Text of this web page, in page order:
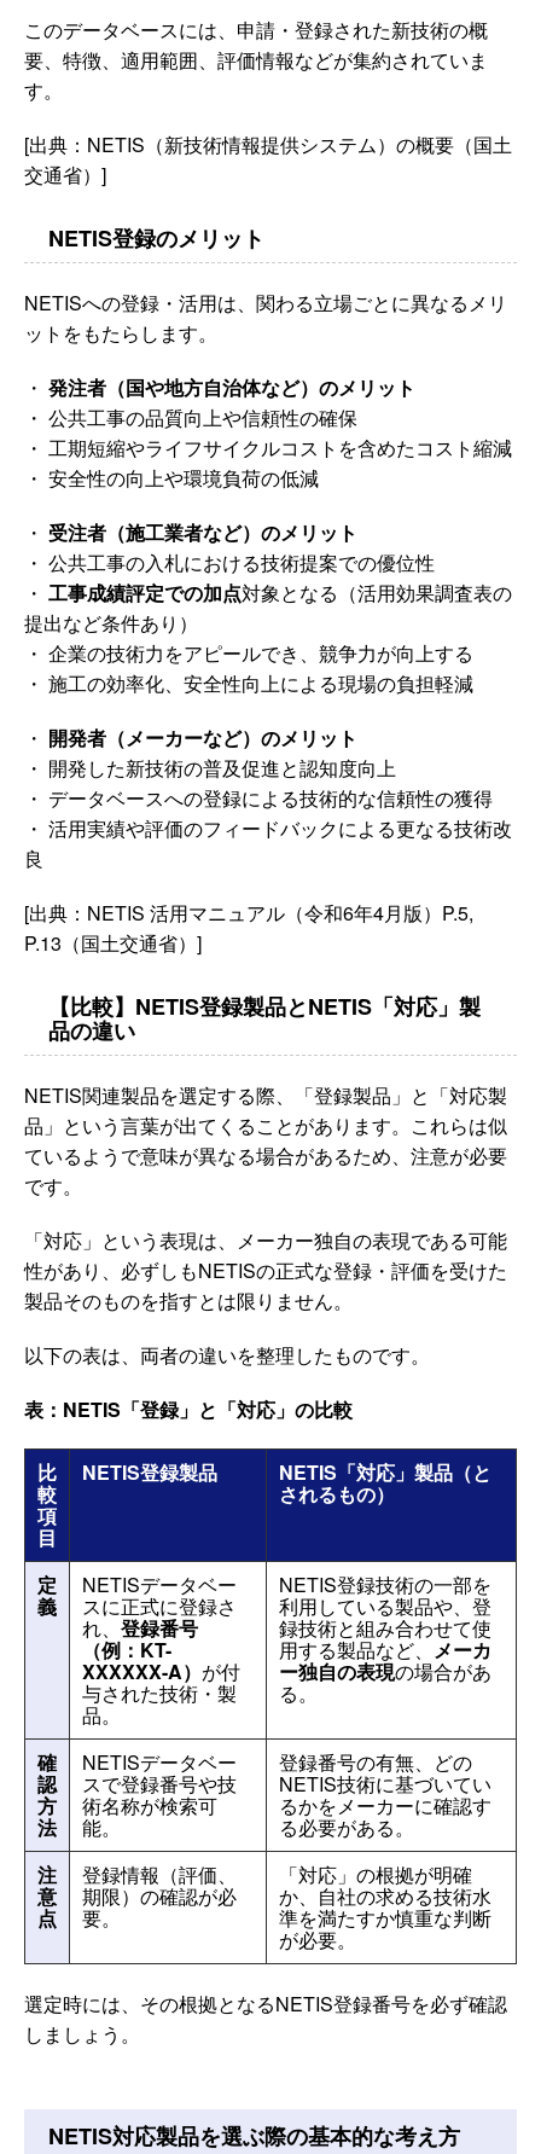
このデータベースには、申請・登録された新技術の概
要、特徴、適用範囲、評価情報などが集約されていま
す。
[出典：NETIS（新技術情報提供システム）の概要（国土
交通省）]
NETIS登録のメリット
NETISへの登録・活用は、関わる立場ごとに異なるメリ
ットをもたらします。
・ 発注者（国や地方自治体など）のメリット
・ 公共工事の品質向上や信頼性の確保
・ 工期短縮やライフサイクルコストを含めたコスト縮減
・ 安全性の向上や環境負荷の低減
・ 受注者（施工業者など）のメリット
・ 公共工事の入札における技術提案での優位性
・ 工事成績評定での加点対象となる（活用効果調査表の
提出など条件あり）
・ 企業の技術力をアピールでき、競争力が向上する
・ 施工の効率化、安全性向上による現場の負担軽減
・ 開発者（メーカーなど）のメリット
・ 開発した新技術の普及促進と認知度向上
・ データベースへの登録による技術的な信頼性の獲得
・ 活用実績や評価のフィードバックによる更なる技術改
良
[出典：NETIS 活用マニュアル（令和6年4月版）P.5,
P.13（国土交通省）]
【比較】NETIS登録製品とNETIS「対応」製
品の違い
NETIS関連製品を選定する際、「登録製品」と「対応製
品」という言葉が出てくることがあります。これらは似
ているようで意味が異なる場合があるため、注意が必要
です。
「対応」という表現は、メーカー独自の表現である可能
性があり、必ずしもNETISの正式な登録・評価を受けた
製品そのものを指すとは限りません。
以下の表は、両者の違いを整理したものです。
表：NETIS「登録」と「対応」の比較
比
較
項
目
NETIS登録製品 NETIS「対応」製品（と
されるもの）
定
義
NETISデータベー
スに正式に登録さ
れ、 登録番号
（例：KT-
XXXXXX-A） が付
与された技術・製
品。
NETIS登録技術の一部を
利用している製品や、登
録技術と組み合わせて使
用する製品など、 メーカ
ー独自の表現の場合があ
る。
確
認
方
法
NETISデータベー
スで登録番号や技
術名称が検索可
能。
登録番号の有無、どの
NETIS技術に基づいてい
るかをメーカーに確認す
る必要がある。
注
意
点
登録情報（評価、
期限）の確認が必
要。
「対応」の根拠が明確
か、自社の求める技術水
準を満たすか慎重な判断
が必要。
選定時には、その根拠となるNETIS登録番号を必ず確認
しましょう。
NETIS対応製品を選ぶ際の基本的な考え方